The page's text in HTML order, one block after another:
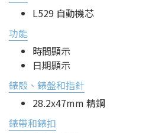
L529 自動機芯
功能
時間顯示
日期顯示
錶殼、錶盤和指針
28.2x47mm 精鋼
錶帶和錶扣